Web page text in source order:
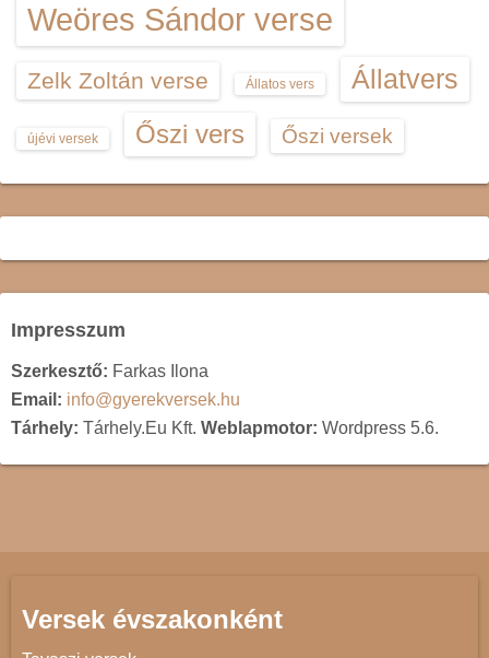
Weöres Sándor verse
Zelk Zoltán verse Állatos vers Állatvers
újévi versek Őszi vers Őszi versek
Impresszum
Szerkesztő: Farkas Ilona
Email: info@gyerekversek.hu
Tárhely: Tárhely.Eu Kft. Weblapmotor: Wordpress 5.6.
Versek évszakonként